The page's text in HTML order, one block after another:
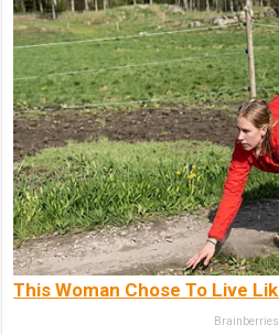
This Woman Chose To Live
Brainberries